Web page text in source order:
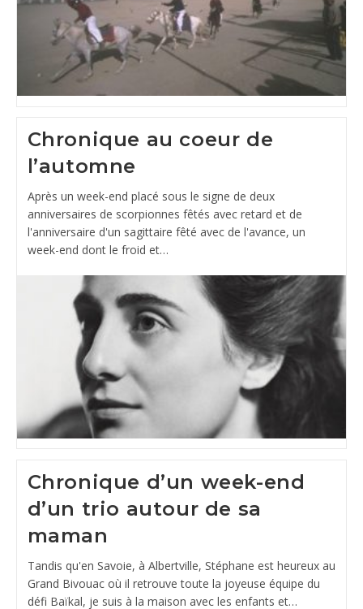
Chronique au coeur de
l’automne
Après un week-end placé sous le signe de deux
anniversaires de scorpionnes fêtés avec retard et de
l'anniversaire d'un sagittaire fêté avec de l'avance, un
week-end dont le froid et…
Chronique d’un week-end
d’un trio autour de sa
maman
Tandis qu'en Savoie, à Albertville, Stéphane est heureux au
Grand Bivouac où il retrouve toute la joyeuse équipe du
défi Baïkal, je suis à la maison avec les enfants et…